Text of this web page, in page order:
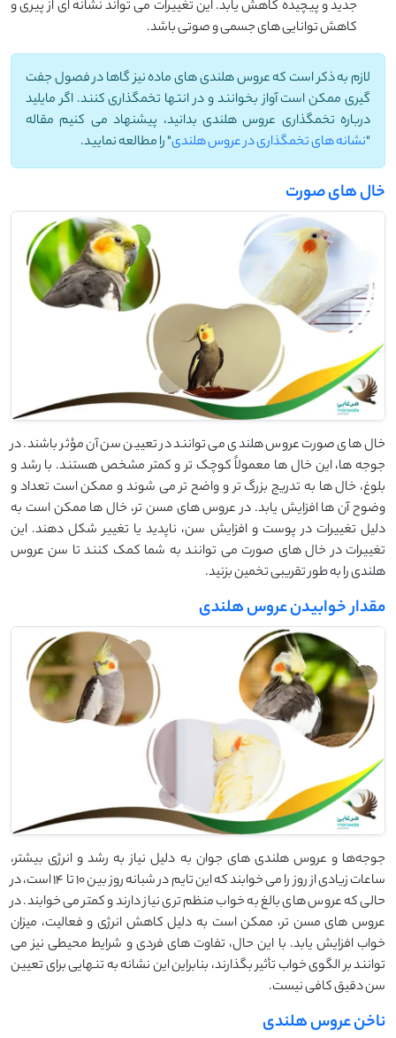
جدید و پیچیده کاهش یابد. این تغییرات می ‌تواند نشانه ‌ای از پیری و
کاهش توانایی ‌های جسمی و صوتی باشد.
لازم به ذکر است که عروس هلندی های ماده نیز گاها در فصول جفت
گیری ممکن است آواز بخوانند و در انتها تخمگذاری کنند. اگر مایلید
درباره تخمگذاری عروس هلندی بدانید، پیشنهاد می کنیم مقاله
"نشانه های تخمگذاری در عروس هلندی" را مطالعه نمایید.
خال های صورت
خال‌ های صورت عروس هلندی می ‌توانند در تعیین سن آن مؤثر باشند. در
جوجه‌ ها، این خال ‌ها معمولاً کوچک ‌تر و کمتر مشخص هستند. با رشد و
بلوغ، خال‌ ها به تدریج بزرگ ‌تر و واضح ‌تر می ‌شوند و ممکن است تعداد و
وضوح آن‌ ها افزایش یابد. در عروس ‌های مسن‌ تر، خال‌ ها ممکن است به
دلیل تغییرات در پوست و افزایش سن، ناپدید یا تغییر شکل دهند. این
تغییرات در خال ‌های صورت می ‌توانند به شما کمک کنند تا سن عروس
هلندی را به طور تقریبی تخمین بزنید.
مقدار خوابیدن عروس هلندی
جوجه‌ها و عروس هلندی ‌های جوان به دلیل نیاز به رشد و انرژی بیشتر،
ساعات زیادی از روز را می‌ خوابند که این تایم در شبانه روز بین 10 تا 14 است، در
حالی که عروس ‌های بالغ به خواب منظم ‌تری نیاز دارند و کمتر می ‌خوابند. در
عروس ‌های مسن ‌تر، ممکن است به دلیل کاهش انرژی و فعالیت، میزان
خواب افزایش یابد. با این حال، تفاوت ‌های فردی و شرایط محیطی نیز می
‌توانند بر الگوی خواب تأثیر بگذارند، بنابراین این نشانه به تنهایی برای تعیین
سن دقیق کافی نیست.
ناخن عروس هلندی